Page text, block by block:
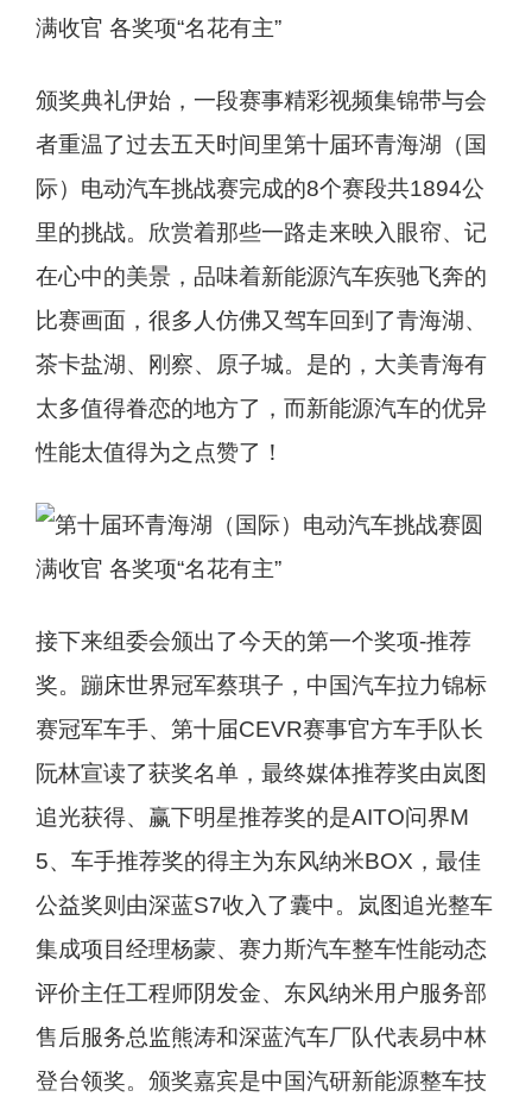
颁奖典礼伊始，一段赛事精彩视频集锦带与会
者重温了过去五天时间里第十届环青海湖（国
际）电动汽车挑战赛完成的8个赛段共1894公
里的挑战。欣赏着那些一路走来映入眼帘、记
在心中的美景，品味着新能源汽车疾驰飞奔的
比赛画面，很多人仿佛又驾车回到了青海湖、
茶卡盐湖、刚察、原子城。是的，大美青海有
太多值得眷恋的地方了，而新能源汽车的优异
性能太值得为之点赞了！
接下来组委会颁出了今天的第一个奖项-推荐
奖。蹦床世界冠军蔡琪子，中国汽车拉力锦标
赛冠军车手、第十届CEVR赛事官方车手队长
阮林宣读了获奖名单，最终媒体推荐奖由岚图
追光获得、赢下明星推荐奖的是AITO问界M
5、车手推荐奖的得主为东风纳米BOX，最佳
公益奖则由深蓝S7收入了囊中。岚图追光整车
集成项目经理杨蒙、赛力斯汽车整车性能动态
评价主任工程师阴发金、东风纳米用户服务部
售后服务总监熊涛和深蓝汽车厂队代表易中林
登台领奖。颁奖嘉宾是中国汽研新能源整车技